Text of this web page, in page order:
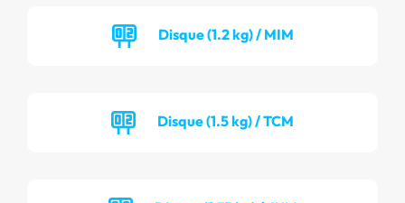
Disque (1.2 kg) / MIM
Disque (1.5 kg) / TCM